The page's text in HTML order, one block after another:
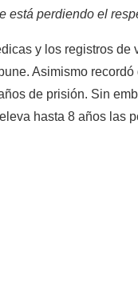
perdiendo el
y los registros
Asimismo recordó
de prisión. Sin
hasta 8 años las